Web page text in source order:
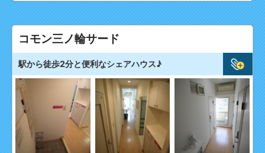
コモン三ノ輪サード
駅から徒歩2分と便利なシェアハウス♪